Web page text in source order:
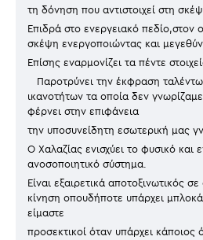
τη δόνηση που αντιστοιχεί στη
Επιδρά στο ενεργειακό πεδίο,στον
σκέψη ενεργοποιώντας και
Επίσης εναρμονίζει τα πέντε
Παροτρύνει την έκφραση
ικανοτήτων τα οποία δεν
φέρνει στην επιφάνεια
την υποσυνείδητη εσωτερική μας
Ο Χαλαζίας ενισχύει το φυσικό και
ανοσοποιητικό σύστημα.
Είναι εξαιρετικά αποτοξινωτικός
κίνηση οπουδήποτε υπάρχει
είμαστε
προσεκτικοί όταν υπάρχει κάποιος